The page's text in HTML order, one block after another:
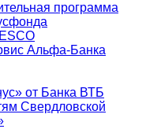
программа
Альфа-Банка
от Банка ВТБ
Свердловской